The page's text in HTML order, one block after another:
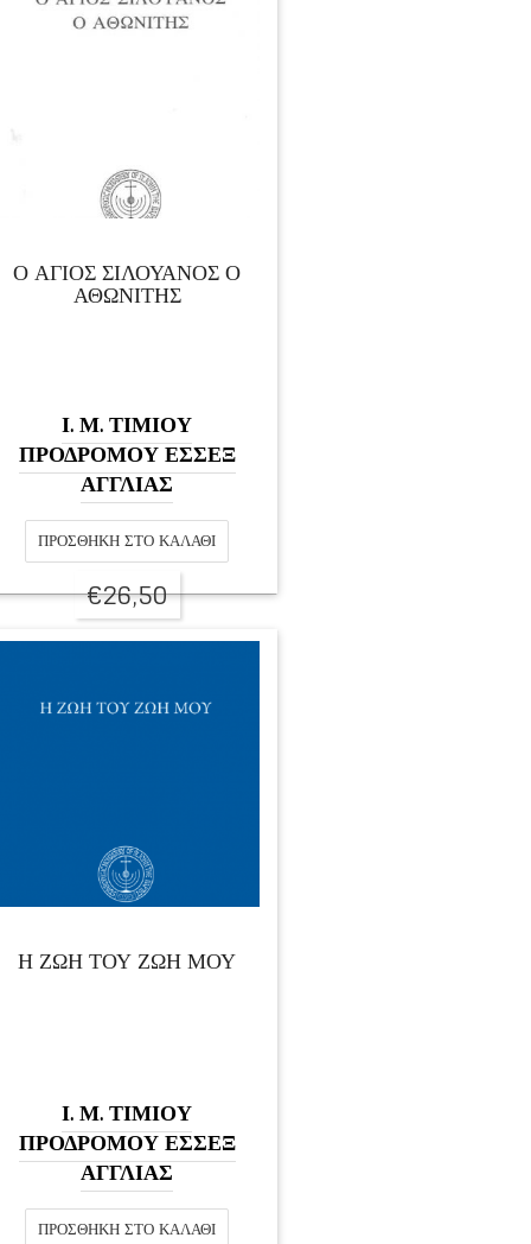
Ο ΑΓΙΟΣ ΣΙΛΟΥΑΝΟΣ Ο
ΑΘΩΝΙΤΗΣ
Ι. Μ. ΤΙΜΙΟΥ
ΠΡΟΔΡΟΜΟΥ ΕΣΣΕΞ
ΑΓΓΛΙΑΣ
ΠΡΟΣΘΉΚΗ ΣΤΟ ΚΑΛΆΘΙ
€26,50
Η ΖΩΗ ΤΟΥ ΖΩΗ ΜΟΥ
Ι. Μ. ΤΙΜΙΟΥ
ΠΡΟΔΡΟΜΟΥ ΕΣΣΕΞ
ΑΓΓΛΙΑΣ
ΠΡΟΣΘΉΚΗ ΣΤΟ ΚΑΛΆΘΙ